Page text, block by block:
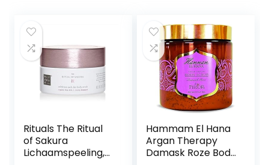
Rituals The Ritual
of Sakura
Lichaamspeeling,
Hammam El Hana
Argan Therapy
Damask Roze Body